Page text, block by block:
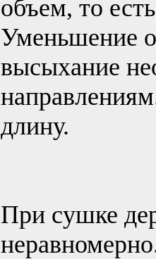
объем, то
Уменьшение
высыхание
длину.
При сушке